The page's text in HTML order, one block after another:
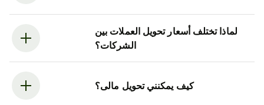
لماذا تختلف أسعار تحويل العملات بين
الشركات؟
كيف يمكنني تحويل مالى؟